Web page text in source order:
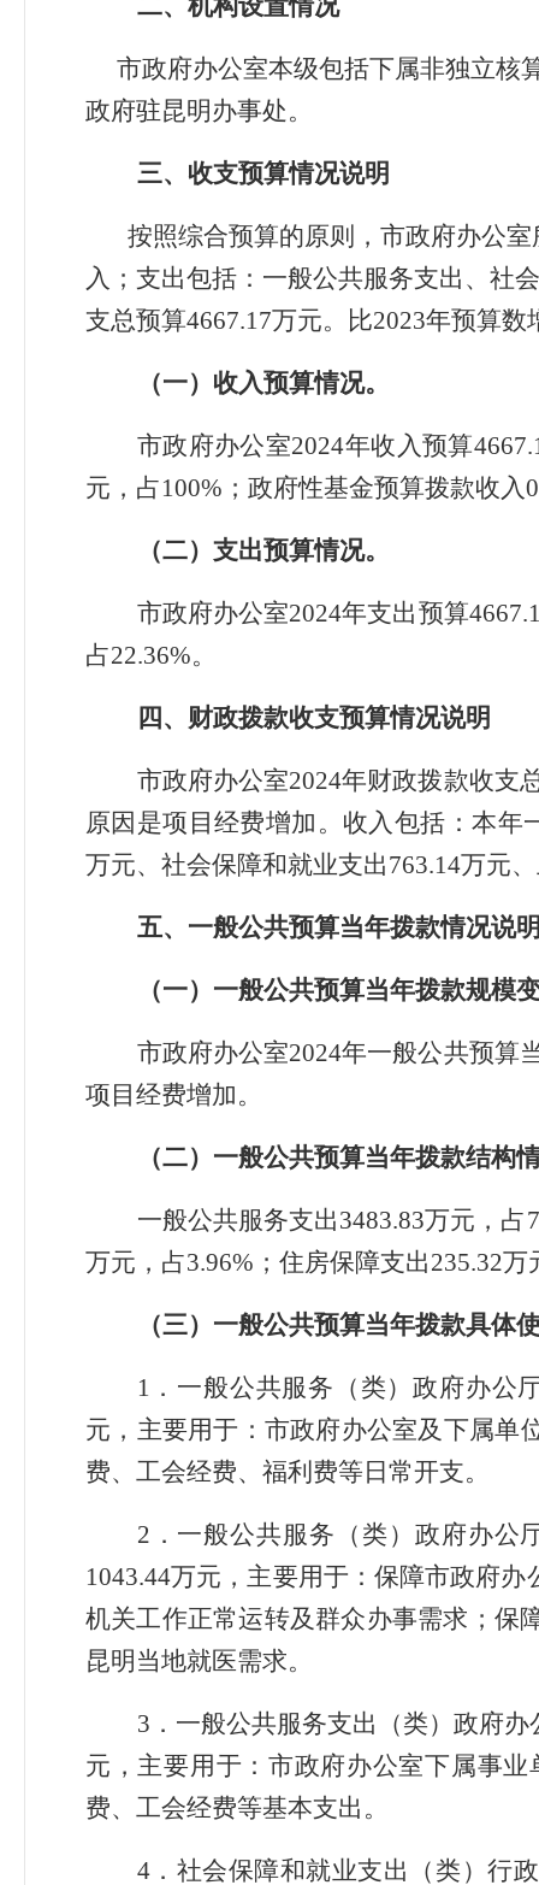
二、 机构设置情况
市政府办公室本级包括下属非独立核
政府驻昆明办事处。
三、收支预算情况说明
按照综合预算的原则，市政府办公室
入；支出包括：一般公共服务支出、社
支总预算4667.17万元。比2023年预算数
（一）收入预算情况。
市政府办公室2024年收入预算
元，占100%；政府性基金预算拨款收
（二）支出预算情况。
市政府办公室2024年支出预算
占22.36%。
四、财政拨款收支预算情况说明
市政府办公室2024年财政拨款收支
原因是项目经费增加。收入包括：本年
万元、社会保障和就业支出763.14万元
五、一般公共预算当年拨款情况说
（一）一般公共预算当年拨款规模
市政府办公室2024年一般公共预算
项目经费增加。
（二）一般公共预算当年拨款结构
一般公共服务支出3483.83万元，
万元，占3.96%；住房保障支出235.32万
（三）一般公共预算当年拨款具体
1．一般公共服务（类）政府办公
元，主要用于：市政府办公室及下属单
费、工会经费、福利费等日常开支。
2．一般公共服务（类） 政府办公
1043.44万元，主要用于：保障市政府
机关工作正常运转及群众办事需求；保
昆明当地就医需求。
3．一般公共服务支出（类）政府
元，主要用于：市政府办公室下属事
费、工会经费等基本支出。
4．社会保障和就业支出（类）行